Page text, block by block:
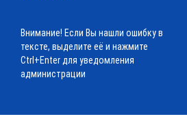
Внимание! Если Вы нашли ошибку в
тексте, выделите её и нажмите
Ctrl+Enter для уведомления
администрации